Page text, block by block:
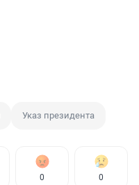
Указ президента
0 0